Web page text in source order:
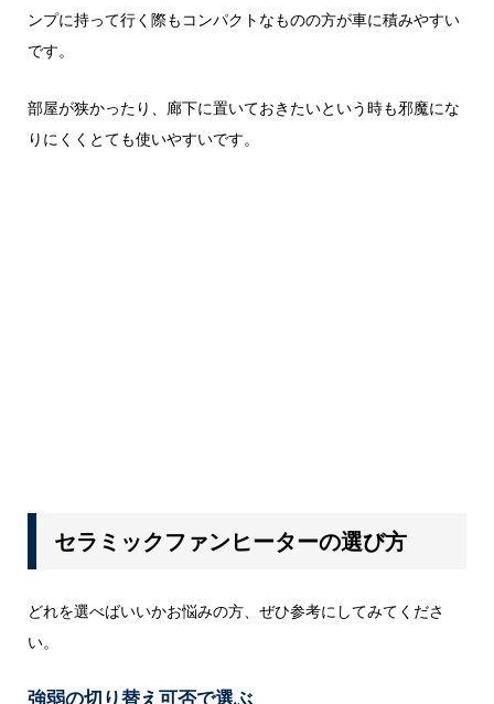
ンプに持って行く際もコンパクトなものの方が車に積みやすい
です。
部屋が狭かったり、廊下に置いておきたいという時も邪魔にな
りにくくとても使いやすいです。
セラミックファンヒーターの選び方
どれを選べばいいかお悩みの方、ぜひ参考にしてみてくださ
い。
強弱の切り替え可否で選ぶ